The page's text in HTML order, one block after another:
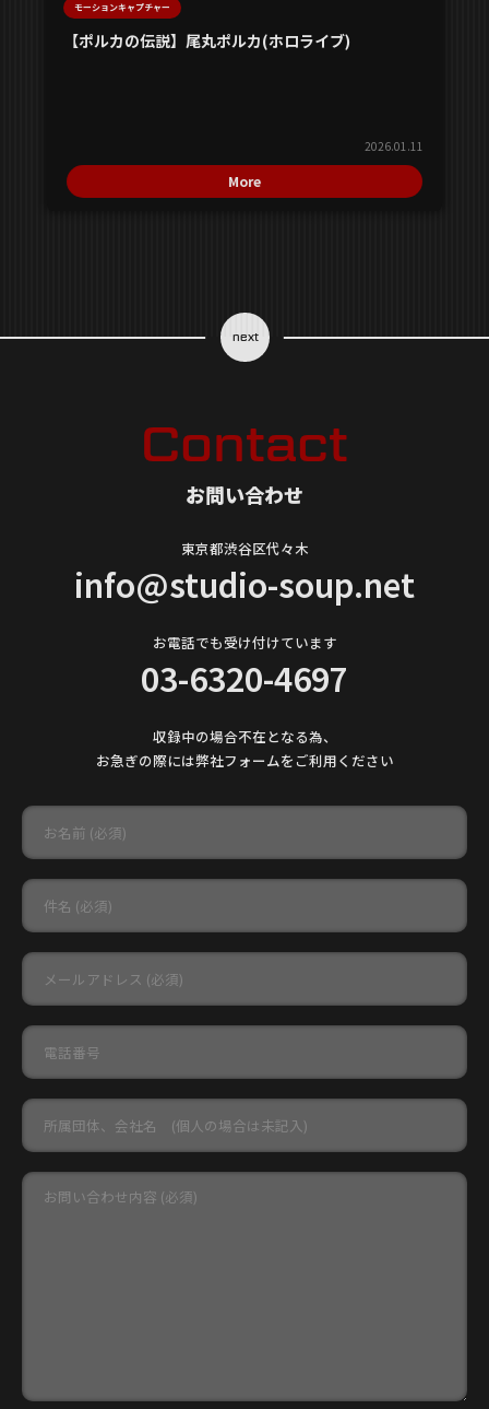
モーションキャプチャー
【ポルカの伝説】尾丸ポルカ(ホロライブ)
2026.01.11
More
next
Contact
お問い合わせ
​東京都渋谷区代々木
info@studio-soup.net
お電話でも受け付けています
03-6320-4697
収録中の場合不在となる為、
お急ぎの際には弊社フォームをご利用ください